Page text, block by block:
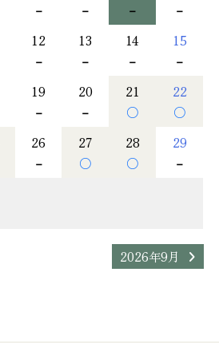
－
－
－
－
12
－
13
－
14
－
15
－
19
－
20
－
21
○
22
○
26
－
27
○
28
○
29
－
2026年9月